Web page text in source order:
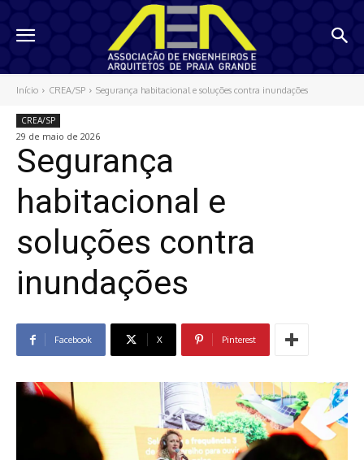
Início CREA/SP Segurança habitacional e soluções contra inundações
CREA/SP
29 de maio de 2026
Segurança
habitacional e
soluções contra
inundações
Facebook X Pinterest